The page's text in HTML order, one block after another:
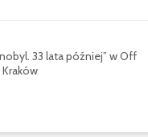
33 lata później” w Off
Kraków